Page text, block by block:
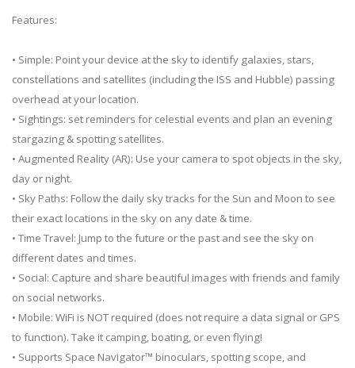
Features:
• Simple: Point your device at the sky to identify galaxies, stars,
constellations and satellites (including the ISS and Hubble) passing
overhead at your location.
• Sightings: set reminders for celestial events and plan an evening
stargazing & spotting satellites.
• Augmented Reality (AR): Use your camera to spot objects in the sky,
day or night.
• Sky Paths: Follow the daily sky tracks for the Sun and Moon to see
their exact locations in the sky on any date & time.
• Time Travel: Jump to the future or the past and see the sky on
different dates and times.
• Social: Capture and share beautiful images with friends and family
on social networks.
• Mobile: WiFi is NOT required (does not require a data signal or GPS
to function). Take it camping, boating, or even flying!
• Supports Space Navigator™ binoculars, spotting scope, and